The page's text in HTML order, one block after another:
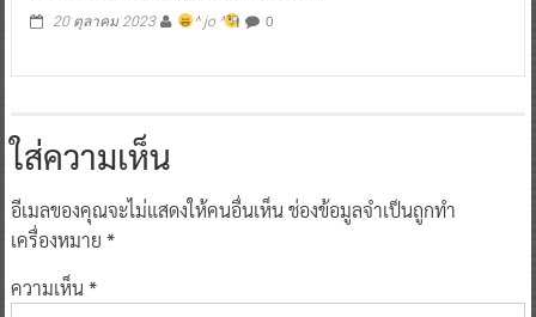
20 ตุลาคม 2023 ^ jo ^ 0
ใส่ความเห็น
อีเมลของคุณจะไม่แสดงให้คนอื่นเห็นช่องข้อมูลจำเป็นถูกทำ
เครื่องหมาย *
ความเห็น*